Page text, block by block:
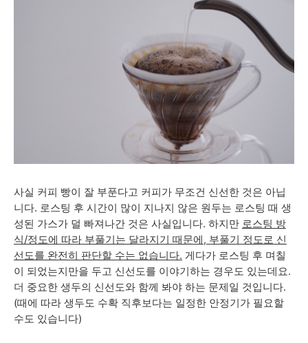
사실 커피 빵이 잘 부푼다고 커피가 무조건 신선한 것은 아닙
니다. 로스팅 후 시간이 많이 지나지 않은 원두는 로스팅 때 생
성된 가스가 덜 빠져나간 것은 사실입니다. 하지만 로스팅 방
식/정도에 따라 부풀기는 달라지기 때문에, 부풀기 정도로 신
선도를 완전히 판단할 수는 없습니다. 게다가 로스팅 후 며칠
이 되었는지만을 두고 신선도를 이야기하는 경우도 있는데요.
더 중요한 생두의 신선도와 함께 봐야 하는 문제일 것입니다.
(때에 따라 생두도 수확 직후보다는 일정한 안정기가 필요할
수도 있습니다)